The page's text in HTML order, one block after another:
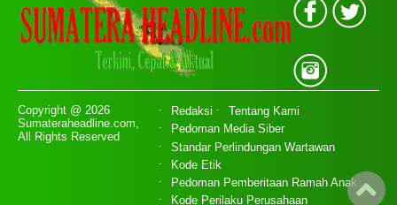
Copyright @ 2026
Sumateraheadline.com,
All Rights Reserved
Redaksi
Tentang Kami
Pedoman Media Siber
Standar Perlindungan Wartawan
Kode Etik
Pedoman Pemberitaan Ramah Anak
Kode Perilaku Perusahaan